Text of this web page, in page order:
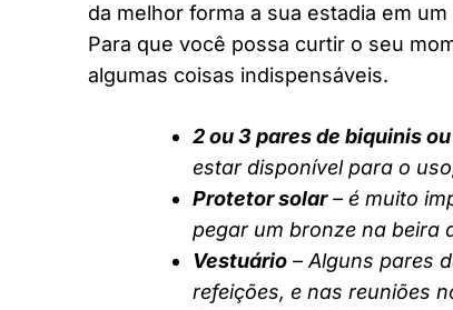
da melhor forma a sua estadia em um
Para que você possa curtir o seu
algumas coisas indispensáveis.
2 ou 3 pares de biquinis
estar disponível para o
Protetor solar– é muito
pegar um bronze na beira
Vestuário – Alguns pares
refeições, e nas reuniões